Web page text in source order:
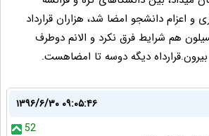
و اعزام دانشجو امضا شد، هزاران قرارداد
هم شرایط فرق نکرد و الانم دوطرف
دیگه دوسه تا امضاهست.
۱۳۹۶/۶/۳۰ ۰۹:۰۵:۴۶
52